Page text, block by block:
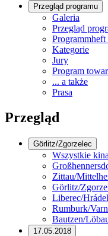
Przegląd programu
Galeria
Przegląd
Kategorie
Jury
Program
... a także
Prasa
Przegląd
Görlitz/Zgorzelec
Wszystkie kina
Zittau/
Görlitz/
Liberec/
Rumburk/
Bautzen/
17.05.2018